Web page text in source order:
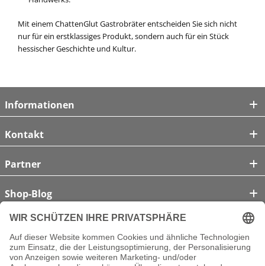
Mit einem ChattenGlut Gastrobräter entscheiden Sie sich nicht
nur für ein erstklassiges Produkt, sondern auch für ein Stück
hessischer Geschichte und Kultur.
Informationen
Shop-Blog
Partner
Kontakt
Unsere Zahlungsarten